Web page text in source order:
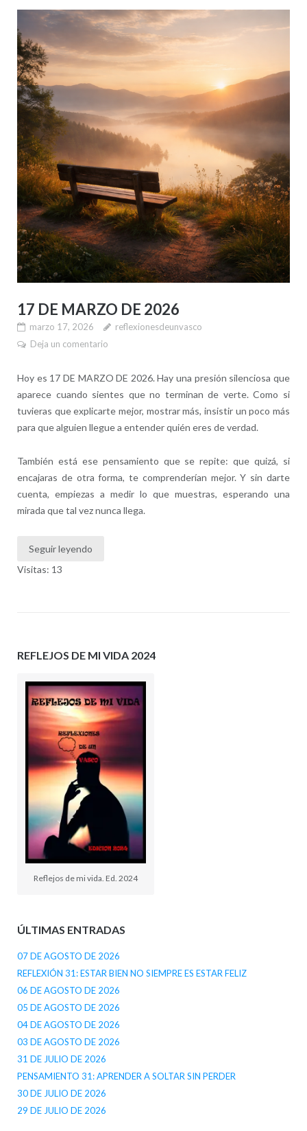
17 DE MARZO DE 2026
marzo 17, 2026
reflexionesdeunvasco
Deja un comentario
Hoy es 17 DE MARZO DE 2026. Hay una presión silenciosa que
aparece cuando sientes que no terminan de verte. Como si
tuvieras que explicarte mejor, mostrar más, insistir un poco más
para que alguien llegue a entender quién eres de verdad.
También está ese pensamiento que se repite: que quizá, si
encajaras de otra forma, te comprenderían mejor. Y sin darte
cuenta, empiezas a medir lo que muestras, esperando una
mirada que tal vez nunca llega.
Seguir leyendo
Visitas: 13
REFLEJOS DE MI VIDA 2024
Reflejos de mi vida. Ed. 2024
ÚLTIMAS ENTRADAS
07 DE AGOSTO DE 2026
REFLEXIÓN 31: ESTAR BIEN NO SIEMPRE ES ESTAR FELIZ
06 DE AGOSTO DE 2026
05 DE AGOSTO DE 2026
04 DE AGOSTO DE 2026
03 DE AGOSTO DE 2026
31 DE JULIO DE 2026
PENSAMIENTO 31: APRENDER A SOLTAR SIN PERDER
30 DE JULIO DE 2026
29 DE JULIO DE 2026